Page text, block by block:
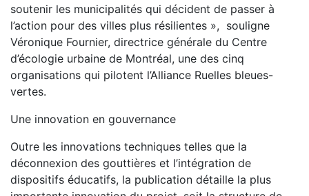
soutenir les municipalités qui décident de passer à
l’action pour des villes plus résilientes », souligne
Véronique Fournier, directrice générale du Centre
d’écologie urbaine de Montréal, une des cinq
organisations qui pilotent l’Alliance Ruelles bleues-
vertes.
Une innovation en gouvernance
Outre les innovations techniques telles que la
déconnexion des gouttières et l’intégration de
dispositifs éducatifs, la publication détaille la plus